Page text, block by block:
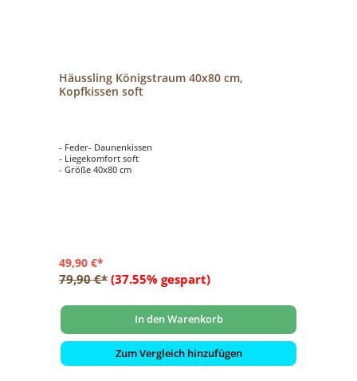
Häussling Königstraum 40x80 cm,
Kopfkissen soft
- Feder- Daunenkissen
- Liegekomfort soft
- Größe 40x80 cm
49,90 €*
79,90 €* (37.55% gespart)
In den Warenkorb
Zum Vergleich hinzufügen